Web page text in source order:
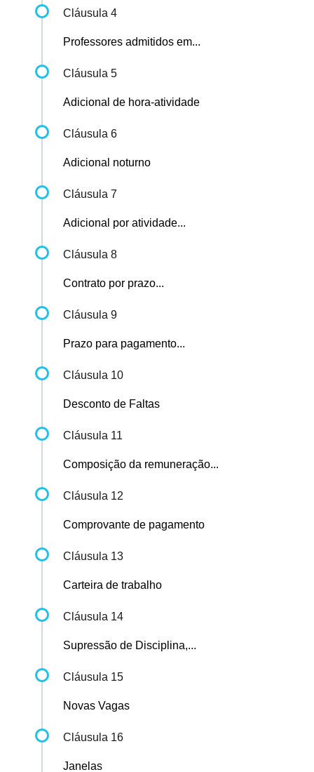
Cláusula 4
Professores admitidos em...
Cláusula 5
Adicional de hora-atividade
Cláusula 6
Adicional noturno
Cláusula 7
Adicional por atividade...
Cláusula 8
Contrato por prazo...
Cláusula 9
Prazo para pagamento...
Cláusula 10
Desconto de Faltas
Cláusula 11
Composição da remuneração...
Cláusula 12
Comprovante de pagamento
Cláusula 13
Carteira de trabalho
Cláusula 14
Supressão de Disciplina,...
Cláusula 15
Novas Vagas
Cláusula 16
Janelas